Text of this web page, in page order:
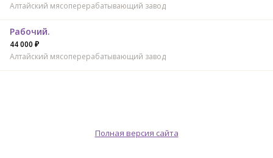
Алтайский мясоперерабатывающий завод
Рабочий.
44 000 ₽
Алтайский мясоперерабатывающий завод
Полная версия сайта